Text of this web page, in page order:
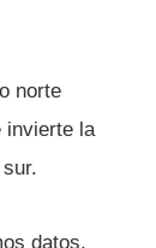
norte
invierte la
datos,